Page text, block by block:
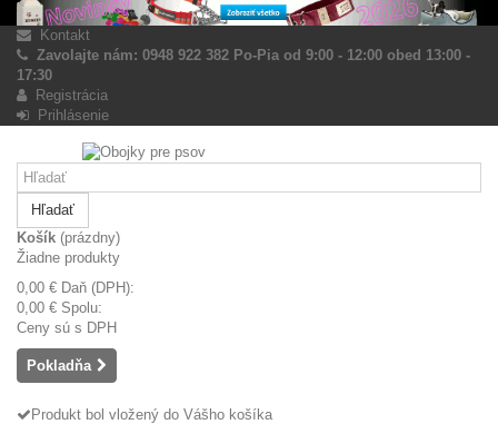
Kontakt
Zavolajte nám: 0948 922 382 Po-Pia od 9:00 - 12:00 obed 13:00 -
17:30
Registrácia
Prihlásenie
Hľadať
Košík (prázdny)
Žiadne produkty
0,00 € Daň (DPH):
0,00 € Spolu:
Ceny sú s DPH
Pokladňa
Produkt bol vložený do Vášho košíka